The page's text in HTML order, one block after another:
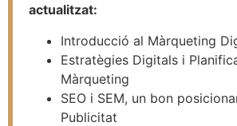
actualitzat:
Introducció al Màrqueting
Estratègies Digitals i
Màrqueting
SEO i SEM, un bon
Publicitat